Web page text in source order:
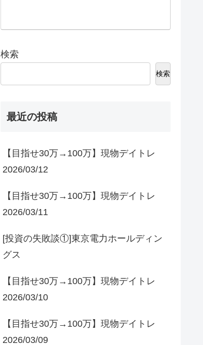
検索
検索
最近の投稿
【目指せ30万→100万】現物デイトレ
2026/03/12
【目指せ30万→100万】現物デイトレ
2026/03/11
[投資の失敗談①]東京電力ホールディン
グス
【目指せ30万→100万】現物デイトレ
2026/03/10
【目指せ30万→100万】現物デイトレ
2026/03/09